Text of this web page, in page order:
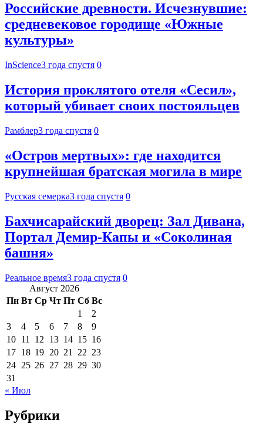
Российские древности. Исчезнувшие:
средневековое городище «Южные
культуры»
InScience3 года спустя 0
История проклятого отеля «Сесил»,
который убивает своих постояльцев
Рамблер3 года спустя 0
«Остров мертвых»: где находится
крупнейшая братская могила в мире
Русская семерка3 года спустя 0
Бахчисарайский дворец: Зал Дивана,
Портал Демир-Капы и «Соколиная
башня»
Реальное время3 года спустя 0
Август 2026
Пн Вт Ср Чт Пт Сб Вс
1
2
3
4 5 6 7 8
9
10 11 12 13 14 15 16
17 18 19 20 21 22 23
24 25 26 27 28 29 30
31
« Июл
Рубрики